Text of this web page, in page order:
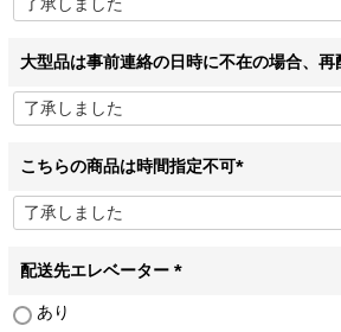
大型品は事前連絡の日時に不在の場合、再
こちらの商品は時間指定不可
(
配送先エレベーター
あり